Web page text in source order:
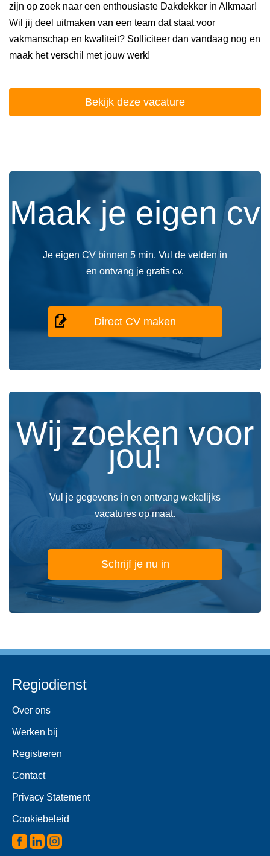
zijn op zoek naar een enthousiaste Dakdekker in Alkmaar!
Wil jij deel uitmaken van een team dat staat voor
vakmanschap en kwaliteit? Solliciteer dan vandaag nog en
maak het verschil met jouw werk!
Bekijk deze vacature
Maak je eigen cv
Je eigen CV binnen 5 min. Vul de velden in
en ontvang je gratis cv.
Direct CV maken
Wij zoeken voor
jou!
Vul je gegevens in en ontvang wekelijks
vacatures op maat.
Schrijf je nu in
Regiodienst
Over ons
Werken bij
Registreren
Contact
Privacy Statement
Cookiebeleid